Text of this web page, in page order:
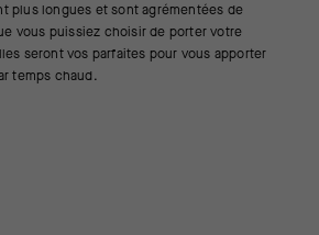
plus longues et sont agrémentées de
vous puissiez choisir de porter votre
seront vos parfaites pour vous apporter
temps chaud.